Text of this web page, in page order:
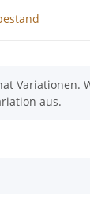
Variationen.
aus.